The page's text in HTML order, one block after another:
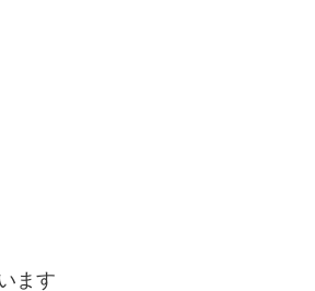
ます